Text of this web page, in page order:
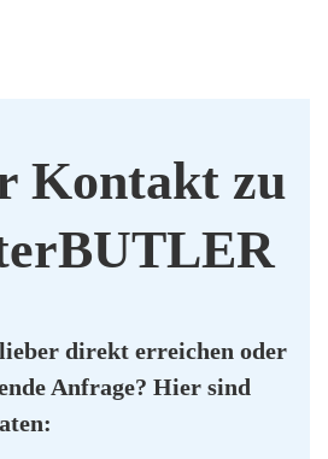
Kon­takt zu
direkt errei­chen oder
Anfra­ge? Hier sind